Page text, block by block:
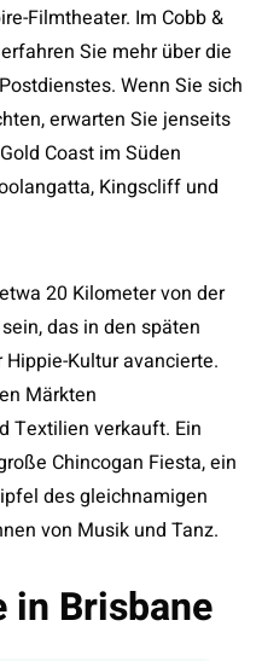
Filmtheater. Im Cobb &
Sie mehr über die
Wenn Sie sich
erwarten Sie jenseits
Coast im Süden
Kingscliff und
20 Kilometer von der
das in den späten
Kultur avancierte.
Märkten
Textilien verkauft. Ein
Chincogan Fiesta, ein
des gleichnamigen
von Musik und Tanz.
Brisbane